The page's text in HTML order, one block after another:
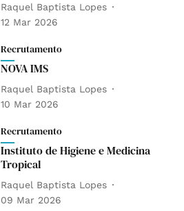
Raquel Baptista Lopes
12 Mar 2026
Recrutamento
NOVA IMS
Raquel Baptista Lopes
10 Mar 2026
Recrutamento
Instituto de Higiene e Medicina
Tropical
Raquel Baptista Lopes
09 Mar 2026